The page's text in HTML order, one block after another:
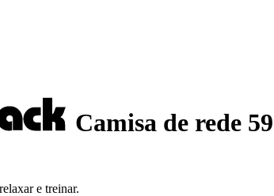
Camisa de rede
e treinar.